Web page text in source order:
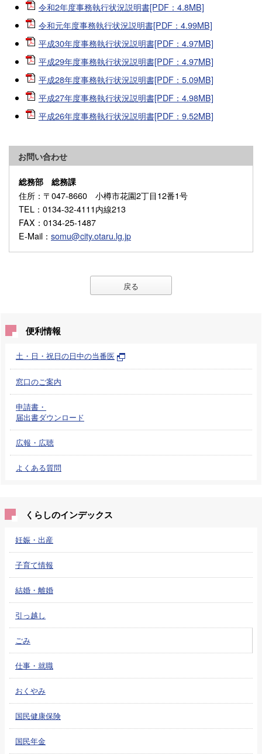
令和2年度事務執行状況説明書[PDF：4.8MB]
令和元年度事務執行状況説明書[PDF：4.99MB]
平成30年度事務執行状況説明書[PDF：4.97MB]
平成29年度事務執行状況説明書[PDF：4.97MB]
平成28年度事務執行状況説明書[PDF：5.09MB]
平成27年度事務執行状況説明書[PDF：4.98MB]
平成26年度事務執行状況説明書[PDF：9.52MB]
お問い合わせ
総務部 総務課
住所 ：〒047-8660 小樽市花園2丁目12番1号
TEL ：0134-32-4111内線213
FAX ：0134-25-1487
E-Mail ： somu@city.otaru.lg.jp
戻る
便利情報
土・日・祝日の日中の当番医
窓口のご案内
申請書・
届出書ダウンロード
広報・広聴
よくある質問
くらしのインデックス
妊娠・出産
子育て情報
結婚・離婚
引っ越し
ごみ
仕事・就職
おくやみ
国民健康保険
国民年金